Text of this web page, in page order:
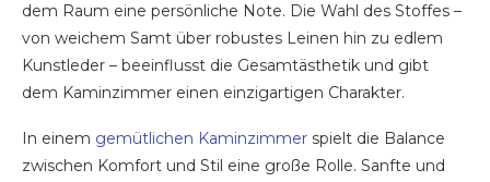
dem Raum eine persönliche Note. Die Wahl des Stoffes –
von weichem Samt über robustes Leinen hin zu edlem
Kunstleder – beeinflusst die Gesamtästhetik und gibt
dem Kaminzimmer einen einzigartigen Charakter.
In einem gemütlichen Kaminzimmer spielt die Balance
zwischen Komfort und Stil eine große Rolle. Sanfte und